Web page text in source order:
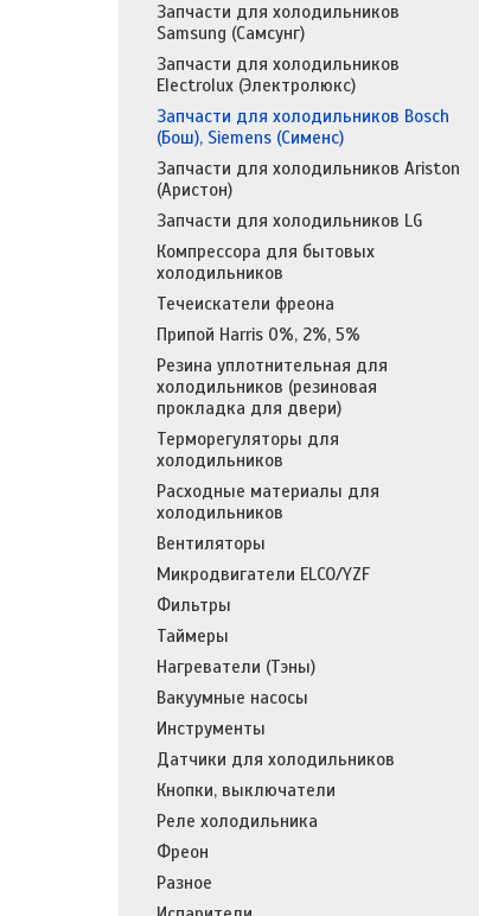
Запчасти для холодильников
Samsung (Самсунг)
Запчасти для холодильников
Electrolux (Электролюкс)
Запчасти для холодильников Bosch
(Бош), Siemens (Сименс)
Запчасти для холодильников Ariston
(Аристон)
Запчасти для холодильников LG
Компрессора для бытовых
холодильников
Течеискатели фреона
Припой Harris 0%, 2%, 5%
Резина уплотнительная для
холодильников (резиновая
прокладка для двери)
Терморегуляторы для
холодильников
Расходные материалы для
холодильников
Вентиляторы
Микродвигатели ELCO/YZF
Фильтры
Таймеры
Нагреватели (Тэны)
Вакуумные насосы
Инструменты
Датчики для холодильников
Кнопки, выключатели
Реле холодильника
Фреон
Разное